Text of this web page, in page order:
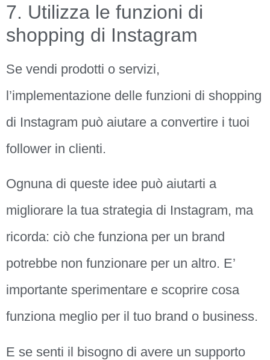
7. Utilizza le funzioni di
shopping di Instagram
Se vendi prodotti o servizi,
l’implementazione delle funzioni di shopping
di Instagram può aiutare a convertire i tuoi
follower in clienti.
Ognuna di queste idee può aiutarti a
migliorare la tua strategia di Instagram, ma
ricorda: ciò che funziona per un brand
potrebbe non funzionare per un altro. E’
importante sperimentare e scoprire cosa
funziona meglio per il tuo brand o business.
E se senti il bisogno di avere un supporto